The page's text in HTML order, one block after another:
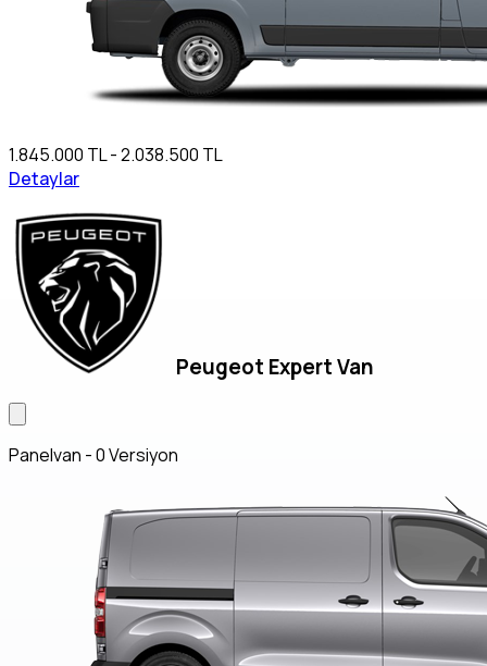
1.845.000 TL - 2.038.500 TL
Detaylar
Peugeot Expert Van
Panelvan - 0 Versiyon